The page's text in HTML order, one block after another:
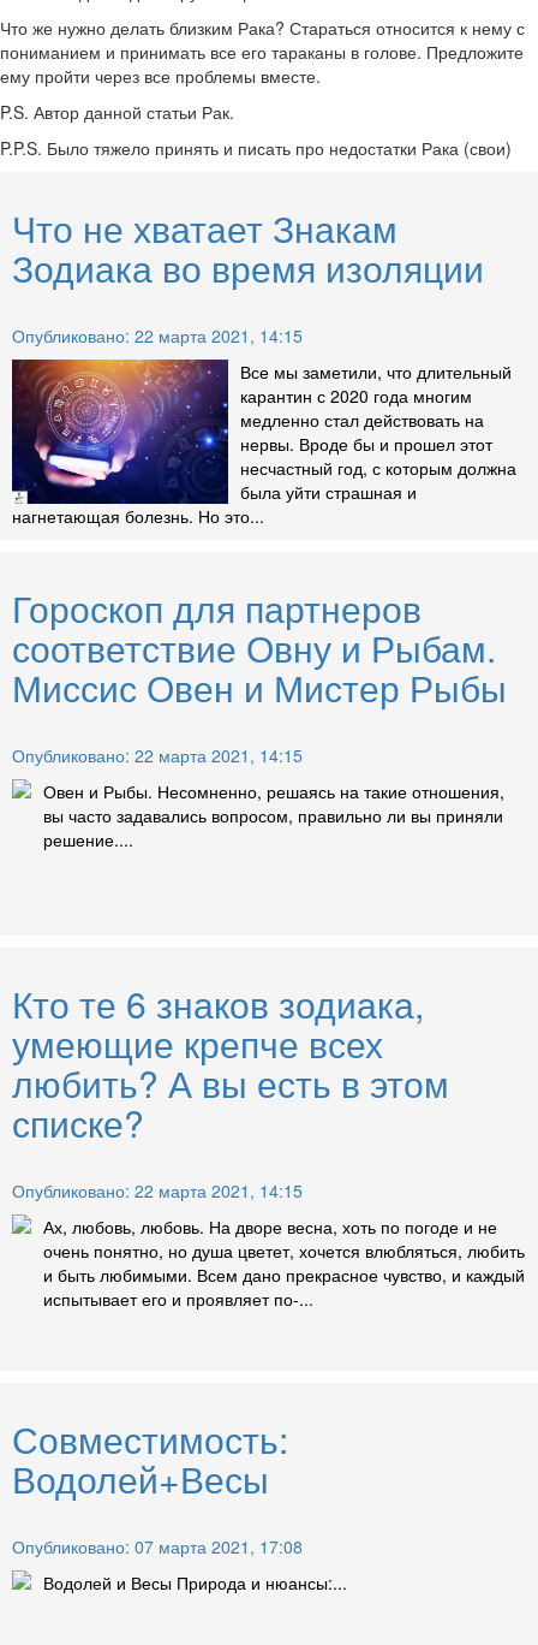
Что же нужно делать близким Рака? Стараться относится к нему с
пониманием и принимать все его тараканы в голове. Предложите
ему пройти через все проблемы вместе.
P.S. Автор данной статьи Рак.
P.P.S. Было тяжело принять и писать про недостатки Рака (свои)
Что не хватает Знакам
Зодиака во время изоляции
Опубликовано: 22 марта 2021, 14:15
Все мы заметили, что длительный
карантин с 2020 года многим
медленно стал действовать на
нервы. Вроде бы и прошел этот
несчастный год, с которым должна
была уйти страшная и
нагнетающая болезнь. Но это...
Гороскоп для партнеров
соответствие Овну и Рыбам.
Миссис Овен и Мистер Рыбы
Опубликовано: 22 марта 2021, 14:15
Овен и Рыбы. Несомненно, решаясь на такие отношения,
вы часто задавались вопросом, правильно ли вы приняли
решение....
Кто те 6 знаков зодиака,
умеющие крепче всех
любить? А вы есть в этом
списке?
Опубликовано: 22 марта 2021, 14:15
Ах, любовь, любовь. На дворе весна, хоть по погоде и не
очень понятно, но душа цветет, хочется влюбляться, любить
и быть любимыми. Всем дано прекрасное чувство, и каждый
испытывает его и проявляет по-...
Совместимость:
Водолей+Весы
Опубликовано: 07 марта 2021, 17:08
Водолей и Весы Природа и нюансы:...